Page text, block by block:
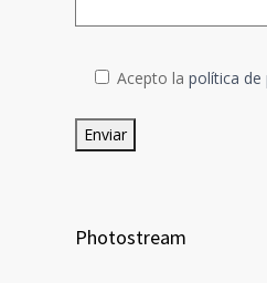
Acepto la política de
Photostream